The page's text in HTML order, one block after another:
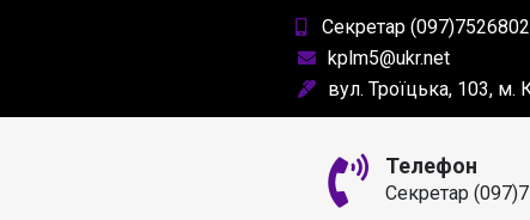
Секретар
kplm5@ukr.net
вул. Троїцька, 103, м.
Телефон
Секретар